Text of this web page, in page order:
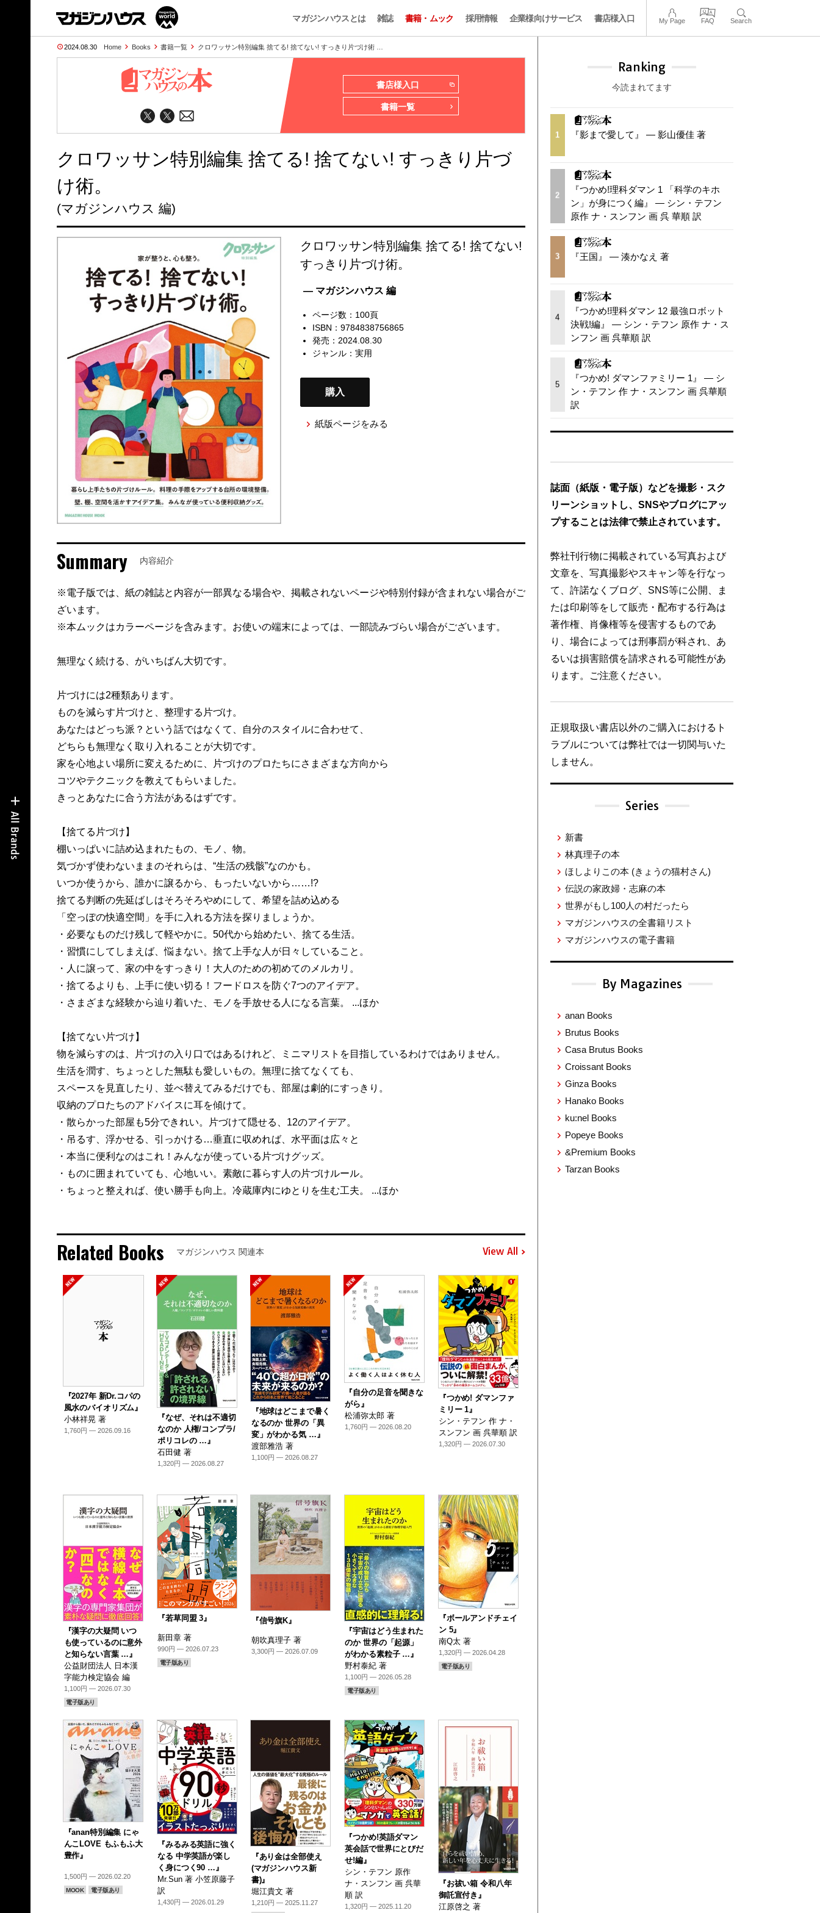
マガジンハウスとは 雑誌 書籍・ムック 採用情報 企業様向けサービス 書店様入口 My Page FAQ Search
2024.08.30 Home Books 書籍一覧 クロワッサン特別編集 捨てる! 捨てない! すっきり片づけ術 …
書店様入口
書籍一覧
クロワッサン特別編集 捨てる! 捨てない! すっきり片づ
け術。
(マガジンハウス 編)
クロワッサン特別編集 捨てる! 捨てない!
すっきり片づけ術。
— マガジンハウス 編
ページ数：100頁
ISBN：9784838756865
発売：2024.08.30
ジャンル： 実用
購入
紙版ページをみる
Summary 内容紹介
※電子版では、紙の雑誌と内容が一部異なる場合や、掲載されないページや特別付録が含まれない場合がご
ざいます。
※本ムックはカラーページを含みます。お使いの端末によっては、一部読みづらい場合がございます。
無理なく続ける、がいちばん大切です。
片づけには2種類あります。
ものを減らす片づけと、整理する片づけ。
あなたはどっち派？という話ではなくて、自分のスタイルに合わせて、
どちらも無理なく取り入れることが大切です。
家を心地よい場所に変えるために、片づけのプロたちにさまざまな方向から
コツやテクニックを教えてもらいました。
きっとあなたに合う方法があるはずです。
【捨てる片づけ】
棚いっぱいに詰め込まれたもの、モノ、物。
気づかず使わないままのそれらは、“生活の残骸”なのかも。
いつか使うから、誰かに譲るから、もったいないから……!?
捨てる判断の先延ばしはそろそろやめにして、希望を詰め込める
「空っぽの快適空間」を手に入れる方法を探りましょうか。
・必要なものだけ残して軽やかに。50代から始めたい、捨てる生活。
・習慣にしてしまえば、悩まない。捨て上手な人が日々していること。
・人に譲って、家の中をすっきり！大人のための初めてのメルカリ。
・捨てるよりも、上手に使い切る！フードロスを防ぐ7つのアイデア。
・さまざまな経験から辿り着いた、モノを手放せる人になる言葉。 ...ほか
【捨てない片づけ】
物を減らすのは、片づけの入り口ではあるけれど、ミニマリストを目指しているわけではありません。
生活を潤す、ちょっとした無駄も愛しいもの。無理に捨てなくても、
スペースを見直したり、並べ替えてみるだけでも、部屋は劇的にすっきり。
収納のプロたちのアドバイスに耳を傾けて。
・散らかった部屋も5分できれい。片づけて隠せる、12のアイデア。
・吊るす、浮かせる、引っかける…垂直に収めれば、水平面は広々と
・本当に便利なのはこれ！みんなが使っている片づけグッズ。
・ものに囲まれていても、心地いい。素敵に暮らす人の片づけルール。
・ちょっと整えれば、使い勝手も向上。冷蔵庫内にゆとりを生む工夫。 ...ほか
Related Books マガジンハウス 関連本 View All
『2027年 新Dr.コパの
風水のバイオリズム』
小林祥晃 著
1,760円 — 2026.09.16
『なぜ、それは不適切
なのか 人権/コンプラ/
ポリコレの …』
石田健 著
1,320円 — 2026.08.27
『地球はどこまで暑く
なるのか 世界の「異
変」がわかる気 …』
渡部雅浩 著
1,100円 — 2026.08.27
『自分の足音を聞きな
がら』
松浦弥太郎 著
1,760円 — 2026.08.20
『つかめ! ダマンファ
ミリー 1』
シン・テフン 作 ナ・
スンフン 画 呉華順 訳
1,320円 — 2026.07.30
『漢字の大疑問 いつ
も使っているのに意外
と知らない言葉 …』
公益財団法人 日本漢
字能力検定協会 編
1,100円 — 2026.07.30
電子版あり
『若草同盟 3』
新田章 著
990円 — 2026.07.23
電子版あり
『信号旗K』
朝吹真理子 著
3,300円 — 2026.07.09
『宇宙はどう生まれた
のか 世界の「起源」
がわかる素粒子 …』
野村泰紀 著
1,100円 — 2026.05.28
電子版あり
『ボールアンドチェイ
ン 5』
南Q太 著
1,320円 — 2026.04.28
電子版あり
『anan特別編集 にゃ
んこLOVE もふもふ大
豊作』
1,500円 — 2026.02.20
MOOK 電子版あり
『みるみる英語に強く
なる 中学英語が楽し
く身につく90 …』
Mr.Sun 著 小笠原藤子
訳
1,430円 — 2026.01.29
『あり金は全部使え
(マガジンハウス新
書)』
堀江貴文 著
1,210円 — 2025.11.27
『つかめ!英語ダマン
英会話で世界にとびだ
せ!編』
シン・テフン 原作
ナ・スンフン 画 呉華
順 訳
1,320円 — 2025.11.20
『お祓い箱 令和八年
御託宣付き』
江原啓之 著
Ranking
今読まれてます
1 『影まで愛して』 — 影山優佳 著
2
『つかめ!理科ダマン 1 「科学のキホ
ン」が身につく編』 — シン・テフン
原作 ナ・スンフン 画 呉 華順 訳
3 『王国』 — 湊かなえ 著
4
『つかめ!理科ダマン 12 最強ロボット
決戦!編』 — シン・テフン 原作 ナ・ス
ンフン 画 呉華順 訳
5
『つかめ! ダマンファミリー 1』 — シ
ン・テフン 作 ナ・スンフン 画 呉華順
訳
誌面（紙版・電子版）などを撮影・スク
リーンショットし、SNSやブログにアッ
プすることは法律で禁止されています。
弊社刊行物に掲載されている写真および
文章を、写真撮影やスキャン等を行なっ
て、許諾なくブログ、SNS等に公開、ま
たは印刷等をして販売・配布する行為は
著作権、肖像権等を侵害するものであ
り、場合によっては刑事罰が科され、あ
るいは損害賠償を請求される可能性があ
ります。ご注意ください。
正規取扱い書店以外のご購入におけるト
ラブルについては弊社では一切関与いた
しません。
Series
新書
林真理子の本
ほしよりこの本 (きょうの猫村さん)
伝説の家政婦・志麻の本
世界がもし100人の村だったら
マガジンハウスの全書籍リスト
マガジンハウスの電子書籍
By Magazines
anan Books
Brutus Books
Casa Brutus Books
Croissant Books
Ginza Books
Hanako Books
ku:nel Books
Popeye Books
&Premium Books
Tarzan Books